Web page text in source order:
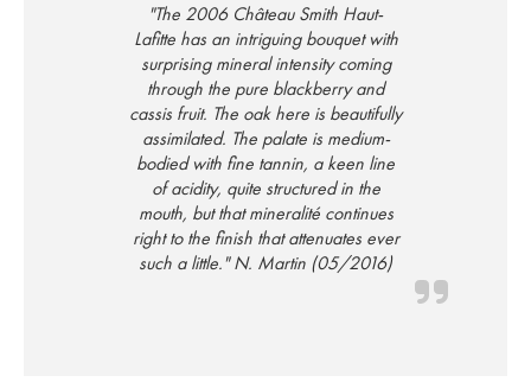
"The 2006 Château Smith Haut-
Lafitte has an intriguing bouquet with
surprising mineral intensity coming
through the pure blackberry and
cassis fruit. The oak here is beautifully
assimilated. The palate is medium-
bodied with fine tannin, a keen line
of acidity, quite structured in the
mouth, but that mineralité continues
right to the finish that attenuates ever
such a little." N. Martin (05/2016)